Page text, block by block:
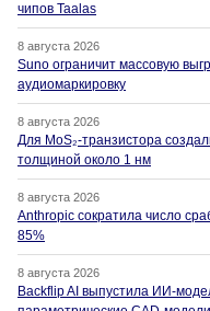
чипов Taalas
8 августа 2026
Suno ограничит массовую
аудиомаркировку
8 августа 2026
Для MoS₂-транзистора
толщиной около 1 нм
8 августа 2026
Anthropic сократила число
85%
8 августа 2026
Backflip AI выпустила ИИ-